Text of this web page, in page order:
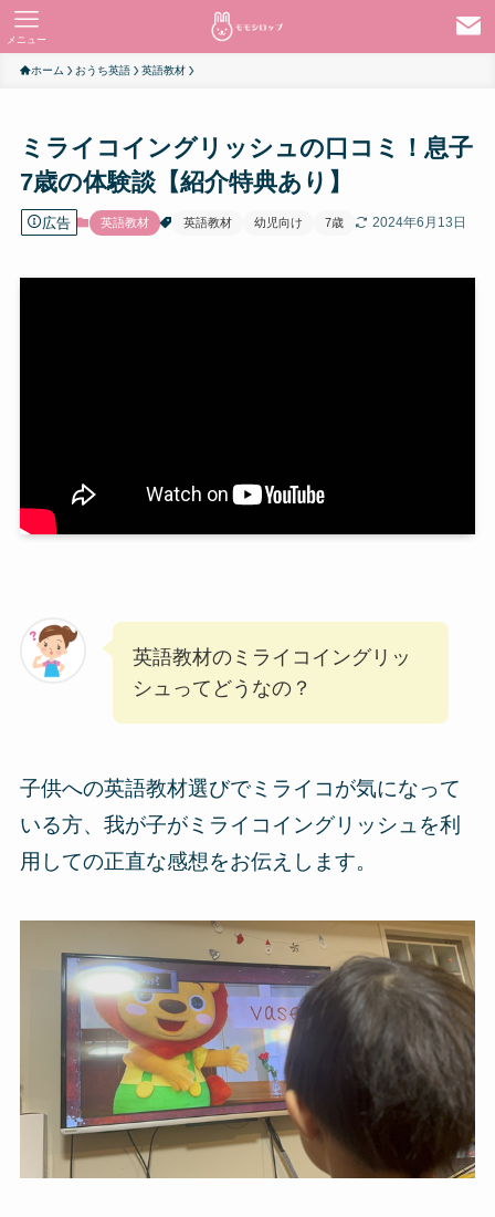
メニュー
ホーム おうち英語 英語教材
ミライコイングリッシュの口コミ！息子
7歳の体験談【紹介特典あり】
広告 英語教材 英語教材 幼児向け 7歳 2024年6月13日
英語教材のミライコイングリッ
シュってどうなの？
子供への英語教材選びでミライコが気になって
いる方、我が子がミライコイングリッシュを利
用しての正直な感想をお伝えします。